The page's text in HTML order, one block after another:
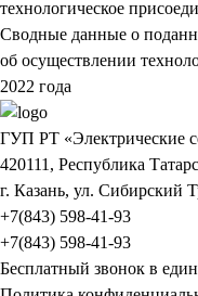
технологическое
Сводные данные о
об осуществлении
2022 года
ГУП РТ «Электрические
420111, Республика
г. Казань, ул. Сибирский
+7(843) 598-41-93
+7(843) 598-41-93
Бесплатный звонок в